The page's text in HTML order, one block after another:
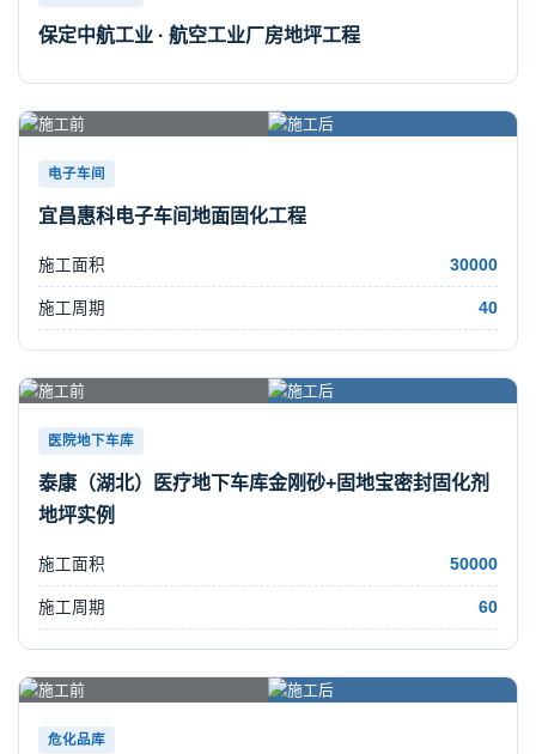
保定中航工业 · 航空工业厂房地坪工程
电子车间
宜昌惠科电子车间地面固化工程
施工面积 30000
施工周期 40
医院地下车库
泰康（湖北）医疗地下车库金刚砂+固地宝密封固化剂
地坪实例
施工面积 50000
施工周期 60
危化品库